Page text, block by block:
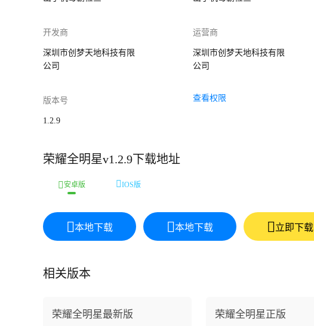
开发商
深圳市创梦天地科技有限
公司
运营商
深圳市创梦天地科技有限
公司
版本号
1.2.9
查看权限
荣耀全明星v1.2.9下载地址
安卓版 IOS版
本地下载 本地下载 立即下载
相关版本
荣耀全明星最新版 荣耀全明星正版